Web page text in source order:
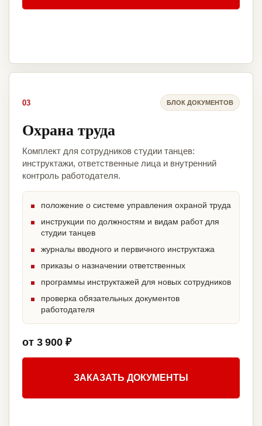
03 БЛОК ДОКУМЕНТОВ
Охрана труда
Комплект для сотрудников студии танцев:
инструктажи, ответственные лица и внутренний
контроль работодателя.
положение о системе управления охраной труда
инструкции по должностям и видам работ для
студии танцев
журналы вводного и первичного инструктажа
приказы о назначении ответственных
программы инструктажей для новых сотрудников
проверка обязательных документов
работодателя
от 3 900 ₽
ЗАКАЗАТЬ ДОКУМЕНТЫ